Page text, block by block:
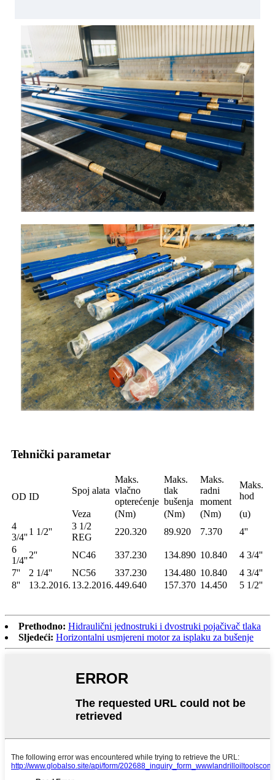
Tehnički parametar
OD ID
Spoj alata
Maks.
vlačno
opterećenje
Maks.
tlak
bušenja
Maks.
radni
moment
Maks.
hod
Veza
(Nm) (Nm) (Nm)
(u)
4
3/4''
1 1/2''
3 1/2
REG
220.320 89.920 7.370
4''
6
1/4''
2'' NC46 337.230 134.890 10.840
4 3/4''
7''
2 1/4'' NC56 337.230 134.480 10.840
4 3/4''
8''
13.2.2016. 13.2.2016.449.640 157.370 14.450 5 1/2''
Prethodno: Hidraulični jednostruki i dvostruki pojačivač tlaka
Sljedeći: Horizontalni usmjereni motor za isplaku za bušenje